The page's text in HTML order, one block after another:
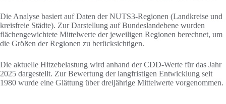
Die Analyse basiert auf Daten der NUTS3-Regionen (Landkreise und
kreisfreie Städte). Zur Darstellung auf Bundeslandebene wurden
flächengewichtete Mittelwerte der jeweiligen Regionen berechnet, um
die Größen der Regionen zu berücksichtigen.
Die aktuelle Hitzebelastung wird anhand der CDD-Werte für das Jahr
2025 dargestellt. Zur Bewertung der langfristigen Entwicklung seit
1980 wurde eine Glättung über dreijährige Mittelwerte vorgenommen.